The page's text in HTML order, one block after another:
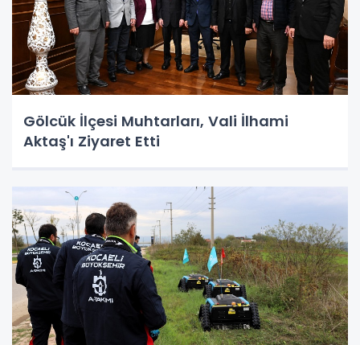
Gölcük İlçesi Muhtarları, Vali İlhami
Aktaş'ı Ziyaret Etti